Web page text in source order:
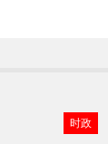
时政